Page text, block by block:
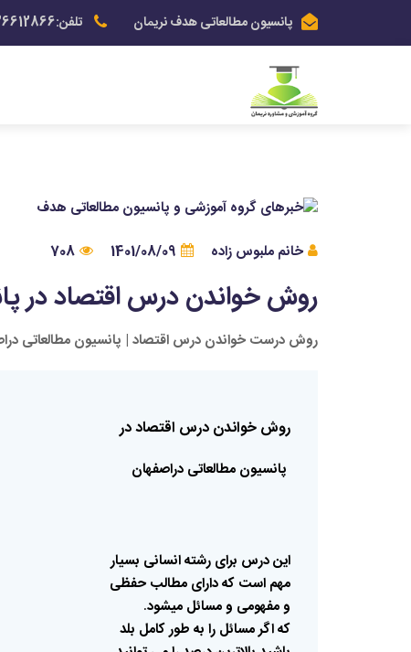
پانسیون مطالعاتی هدف نریمان تلفن:03136612866
خانم ملبوس زاده 1401/08/09
708
روش خواندن درس اقتصاد در
روش درست خواندن درس اقتصاد | پانسیون مطالعاتی
روشخواندندرس اقتصاددر
پانسیون مطالعاتی دراصفهان
ایندرس برای رشتهانسانی بسیار
مهم است کهدارای مطالب حفظی
ومفهومی ومسائل میشود.
کهاگرمسائل را به طورکامل بلد